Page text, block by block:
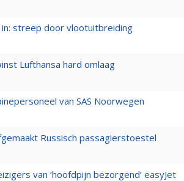
streep door vlootuitbreiding
Lufthansa hard omlaag
van SAS Noorwegen
Russisch passagierstoestel
van ‘hoofdpijn bezorgend’ easyJet